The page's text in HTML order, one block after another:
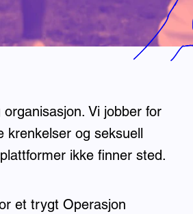
Vi jobber for
og seksuell
ikke finner sted.
et trygt Operasjon